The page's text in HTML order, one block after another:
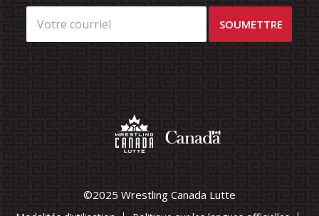
©2025 Wrestling Canada Lutte